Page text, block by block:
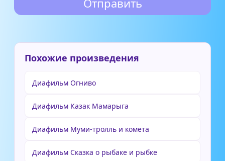
Похожие произведения
Диафильм Огниво
Диафильм Казак Мамарыга
Диафильм Муми-тролль и комета
Диафильм Сказка о рыбаке и рыбке